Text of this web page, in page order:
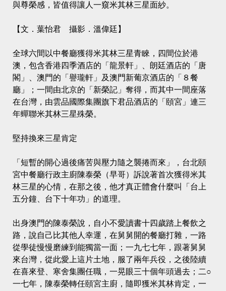
與尊榮感，皆值得讓人一窺米其林三星面紗。
【文．葉怡君 攝影．溫偉廷】
全球六間以中餐廳獲得米其林三星青睞，四間位於港
澳，包含香港四季酒店的「龍景軒」、朗廷酒店的「唐
閣」、澳門的「譽瓏軒」及澳門新葡京酒店的「８餐
廳」；一間由北京的「新榮記」奪得，而其中一間座落
在台灣，由雲品國際集團旗下君品酒店的「頤宮」連三
年蟬聯米其林三星殊榮。
堅持換來三星肯定
「短暫的開心過後痛苦與壓力隨之襲捲而來」，台北頤
宮中餐廳行政主廚陳泰榮（早哥）訴說著首次獲得米其
林三星的心情，在那之後，他才真正體會什麼叫「台上
五分鐘、台下十年功」的道理。
出身澳門的陳泰榮說，自小不愛讀書十四歲踏上餐飲之
路，說自己比其他人幸運，在舅舅開的餐廳打雜，一路
從學徒慢慢磨練到能獨當一面；一九七七年，跟著舅舅
來台灣，從此愛上這片土地，服了兩年兵役，之後陸續
在喜來登、寒舍集團任職，一晃眼三十個年頭過去；二○
一七年，陳泰榮轉任頤宮主廚，隨即獲米其林肯定，一